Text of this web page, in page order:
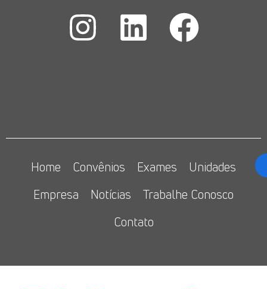
Home Convênios Exames
Unidades
Empresa
Notícias
Trabalhe Conosco
Contato